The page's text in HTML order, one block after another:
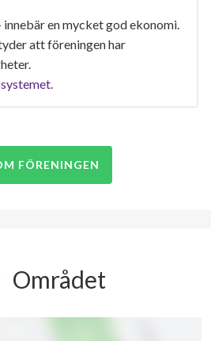
en mycket god ekonomi.
att föreningen har
FÖRENINGEN
Området